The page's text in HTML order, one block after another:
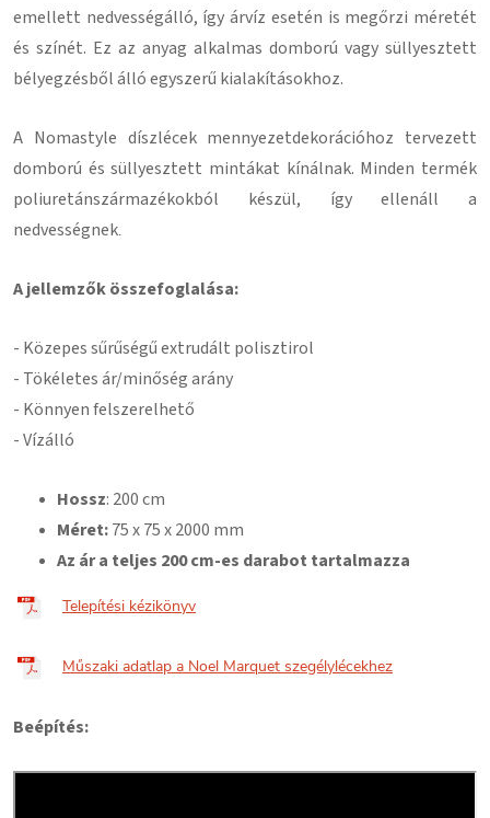
emellett nedvességálló, így árvíz esetén is megőrzi méretét
és színét. Ez az anyag alkalmas domború vagy süllyesztett
bélyegzésből álló egyszerű kialakításokhoz.
A Nomastyle díszlécek mennyezetdekorációhoz tervezett
domború és süllyesztett mintákat kínálnak. Minden termék
poliuretánszármazékokból készül, így ellenáll a
nedvességnek.
A jellemzők összefoglalása:
- Közepes sűrűségű extrudált polisztirol
- Tökéletes ár/minőség arány
- Könnyen felszerelhető
- Vízálló
Hossz: 200 cm
Méret:75x 75 x 2000 mm
Az ár a teljes 200 cm-es darabot tartalmazza
Telepítési kézikönyv
Műszaki adatlap a Noel Marquet szegélylécekhez
Beépítés: